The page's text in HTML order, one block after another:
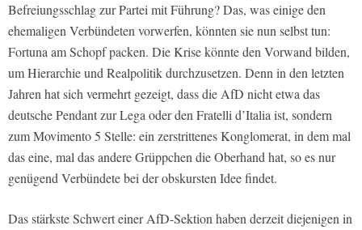
Befreiungsschlag zur Partei mit Führung? Das, was einige den
ehemaligen Verbündeten vorwerfen, könnten sie nun selbst tun:
Fortuna am Schopf packen. Die Krise könnte den Vorwand bilden,
um Hierarchie und Realpolitik durchzusetzen. Denn in den letzten
Jahren hat sich vermehrt gezeigt, dass die AfD nicht etwa das
deutsche Pendant zur Lega oder den Fratelli d’Italia ist, sondern
zum Movimento 5 Stelle: ein zerstrittenes Konglomerat, in dem mal
das eine, mal das andere Grüppchen die Oberhand hat, so es nur
genügend Verbündete bei der obskursten Idee findet.
Das stärkste Schwert einer AfD-Sektion haben derzeit diejenigen in